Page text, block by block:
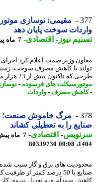
مقیمی: نوسازی
سوخت پایان دهد
نیوز-اقتصادی-7 ماه پیش - شنبه 6 دی 1404، 16:45
وزیر صمت اعلام کرد اجرای
با کاهش مصرف سوخت، زمینه
تاکنون بیش از 23 هزار متقاضی در آن ثبت ...
های فرسوده-نوسازی-
مصرف- واردات
مرگ خاموش صنعت؛
را به تعطیلی کشاند
-اقتصادی-
80339730
های برق و گاز سبب شده تا
صنایع با 50 درصد کمتر از ظرفیت